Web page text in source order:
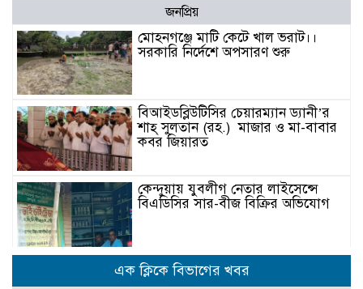
জনপ্রিয়
মোহনগঞ্জে মাটি কেটে খাল ভরাট।।
সরকারি নির্দেশে অপসারণ শুরু
বিআইডব্লিউটিসির চেয়ারম্যান ড্যানী’র
শাহ্ সুলতান (রহ.) মাজার ও মা-বাবার
কবর জিয়ারত
কেন্দুয়ায় যুবলীগ নেতার লাইসেন্সে
বিএডিসির সার-বীজ বিক্রির অভিযোগ
মোহনগঞ্জের পাইলট স্কুলের এডহক
কমিটির সভাপতি জাহাঙ্গীর আলম ভিপি
এক ক্লিকে বিভাগের খবর